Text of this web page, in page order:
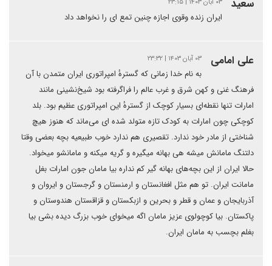
سعید
ایران زنده وقوی اجازه چنین تمع ای را نخواهد داد
علی امامی ۰۳ آبان ۱۴۰۳ | ۲۳:۳۲
به نام خدا زمانی که گسترهٔ امپراتوری ایران متمدن با آن
فرهنگ غنی و کهن شرق و غرب عالم را فراگرفته بود شیخ‌نشینی مانند
امارات تنها نقطه‌ای بسیار کوچک از گسترهٔ این امپراتوری عظیم بود. بلد
کوچکی چون امارات به کودک تازه متولد شده ای می‌ماند که هنوز هیچ
شناختی از مادر خود ندارد. تقصیری هم ندارد خوب طبیعیه بچه بعضی وقتا
دلتنگ مامانش میشه هی بهانه میگیره و گریه میکنه و مامانشو میخواد.
حالا ایران از این بچه‌های بهانه گیر کم نداره بیا مامان جون امارات بغل
مامانت ایران. تو هم مثل افغانستان و ارمنستان و گرجستان و ایروان و
آذربایجان و عمان و قطر و بحرین و ازبکستان و قزاقستان هندوستان و
پاکستان. بیا کوچولوی عزیز مامان اگه میخوای خوب بزرگ دیده بشی بیا
بغلم بچسب به مامان ایران.